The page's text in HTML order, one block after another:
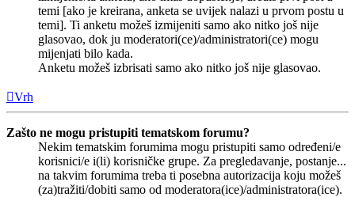
temi [ako je kreirana, anketa se uvijek nalazi u prvom postu u
temi]. Ti anketu možeš izmijeniti samo ako nitko još nije
glasovao, dok ju moderatori(ce)/administratori(ce) mogu
mijenjati bilo kada.
Anketu možeš izbrisati samo ako nitko još nije glasovao.
Vrh
Zašto ne mogu pristupiti tematskom forumu?
Nekim tematskim forumima mogu pristupiti samo određeni/e
korisnici/e i(li) korisničke grupe. Za pregledavanje, postanje...
na takvim forumima treba ti posebna autorizacija koju možeš
(za)tražiti/dobiti samo od moderatora(ice)/administratora(ice).